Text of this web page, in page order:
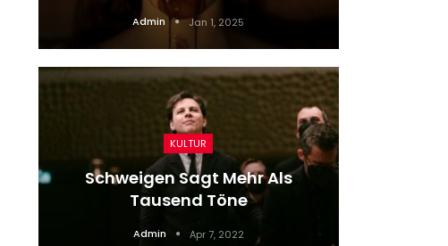
Admin Jan 1, 2025
KULTUR
Schweigen Sagt Mehr Als
Tausend Töne
Admin Apr 7, 2022